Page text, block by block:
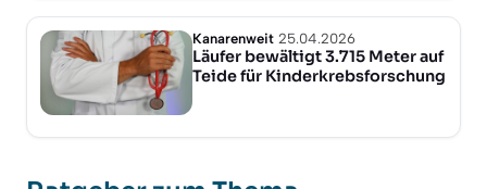
Kanarenweit 25.04.2026
Läufer bewältigt 3.715 Meter auf
Teide für Kinderkrebsforschung